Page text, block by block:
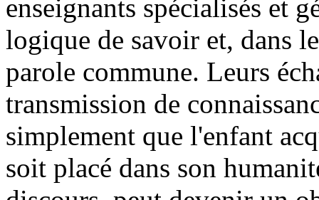
enseignants spécialisés et
logique de savoir et, dans
parole commune. Leurs
transmission de
simplement que l'enfant
soit placé dans son